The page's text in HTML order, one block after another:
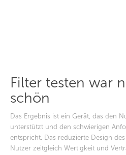
Filter testen war
schön
Das Ergebnis ist ein Gerät, das den
unterstützt und den schwierigen
entspricht. Das reduzierte Design
Nutzer zeitgleich Wertigkeit und